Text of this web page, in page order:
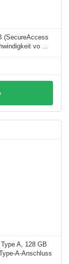
(SecureAccess
vo ...
A, 128 GB
A-Anschluss